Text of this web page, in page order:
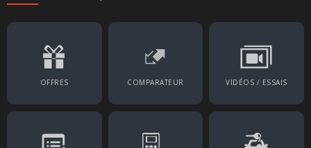
OFFRES COMPARATEUR VIDÉOS / ESSAIS